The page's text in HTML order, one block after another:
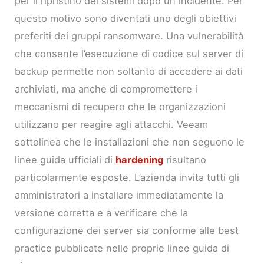
questo motivo sono diventati uno degli obiettivi
preferiti dei gruppi ransomware. Una vulnerabilità
che consente l’esecuzione di codice sul server di
backup permette non soltanto di accedere ai dati
archiviati, ma anche di compromettere i
meccanismi di recupero che le organizzazioni
utilizzano per reagire agli attacchi. Veeam
sottolinea che le installazioni che non seguono le
linee guida ufficiali di hardening risultano
particolarmente esposte. L’azienda invita tutti gli
amministratori a installare immediatamente la
versione corretta e a verificare che la
configurazione dei server sia conforme alle best
practice pubblicate nelle proprie linee guida di